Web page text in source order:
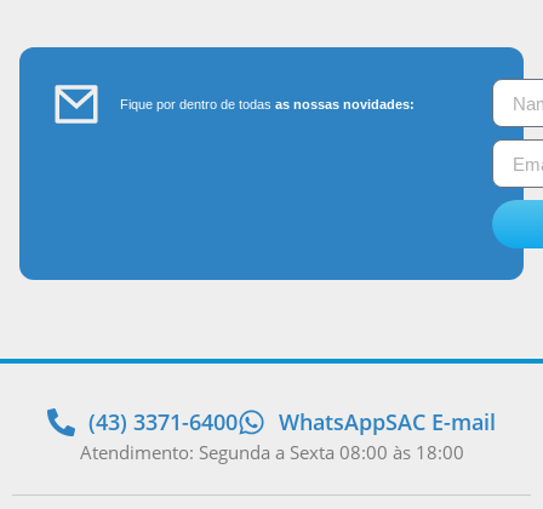
Fique por dentro de todasas nossas novidades:
(43) 3371-6400 WhatsAppSAC E-mail
Atendimento: Segunda a Sexta 08:00 às 18:00